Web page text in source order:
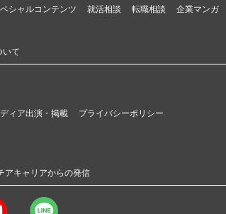
シャルコンテンツ 就活相談 転職相談 企業マンガ
いて
ィア出演・掲載 プライバシーポリシー
アキャリアからの発信